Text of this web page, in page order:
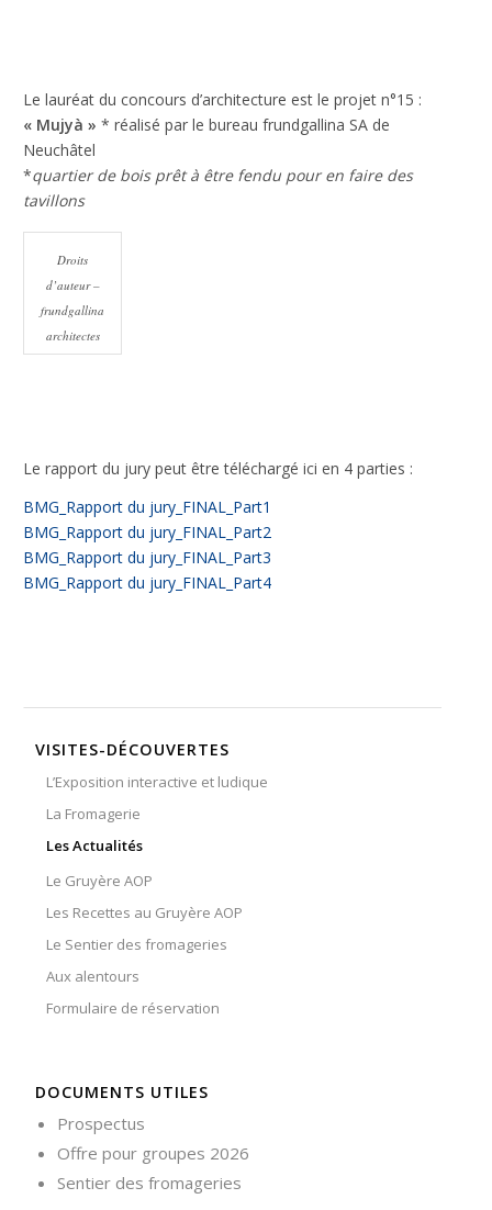
Le lauréat du concours d’architecture est le projet n°15 :
« Mujyà » * réalisé par le bureau frundgallina SA de
Neuchâtel
*quartier de bois prêt à être fendu pour en faire des
tavillons
Droits
d’auteur –
frundgallina
architectes
Le rapport du jury peut être téléchargé ici en 4 parties :
BMG_Rapport du jury_FINAL_Part1
BMG_Rapport du jury_FINAL_Part2
BMG_Rapport du jury_FINAL_Part3
BMG_Rapport du jury_FINAL_Part4
VISITES-DÉCOUVERTES
L’Exposition interactive et ludique
La Fromagerie
Les Actualités
Le Gruyère AOP
Les Recettes au Gruyère AOP
Le Sentier des fromageries
Aux alentours
Formulaire de réservation
DOCUMENTS UTILES
Prospectus
Offre pour groupes 2026
Sentier des fromageries